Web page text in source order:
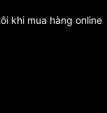
khi mua hàng online